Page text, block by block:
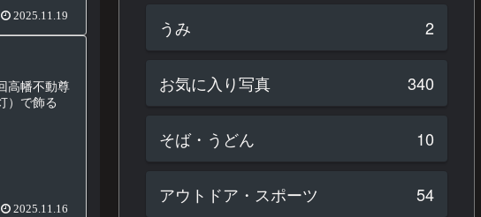
2025.11.19
高幡不動尊
）で飾る
2025.11.16
うみ 2
お気に入り写真 340
そば・うどん 10
アウトドア・スポーツ 54